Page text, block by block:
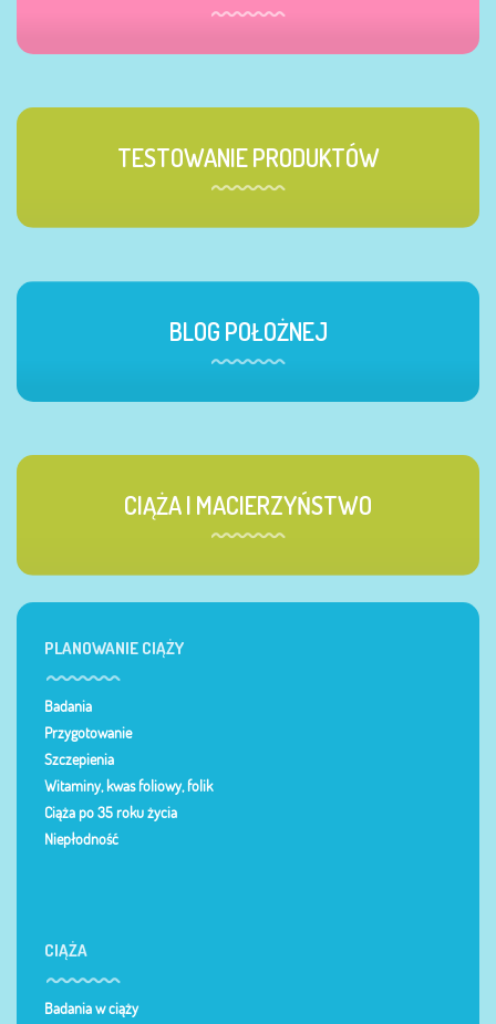
TESTOWANIE PRODUKTÓW
BLOG POŁOŻNEJ
CIĄŻA I MACIERZYŃSTWO
PLANOWANIE CIĄŻY
Badania
Przygotowanie
Szczepienia
Witaminy, kwas foliowy, folik
Ciąża po 35 roku życia
Niepłodność
CIĄŻA
Badania w ciąży